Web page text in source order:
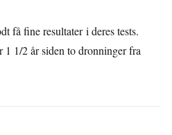
få fine resultater i deres tests.
1 1/2 år siden to dronninger fra